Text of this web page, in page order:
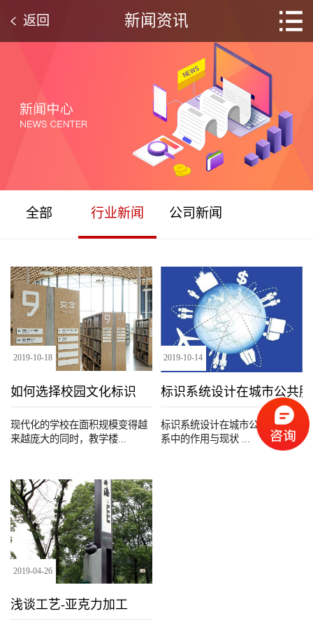
新闻资讯
返回
全部 行业新闻 公司新闻
2019-10-18
如何选择校园文化标识
现代化的学校在面积规模变得越
来越庞大的同时，教学楼...
2019-10-14
标识系统设计在城市公共
标识系统设计在城市公共服务体
系中的作用与现状 ...
2019-04-26
浅谈工艺-亚克力加工